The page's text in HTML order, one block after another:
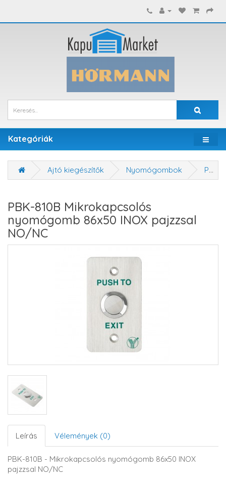
Kategóriák
Ajtó kiegészítők Nyomógombok PBK-810B Mikrokapcsolós nyomógomb 86x50 INOX pajzzsal NO/NC
PBK-810B Mikrokapcsolós
nyomógomb 86x50 INOX pajzzsal
NO/NC
Leírás Vélemények (0)
PBK-810B - Mikrokapcsolós nyomógomb 86x50 INOX
pajzzsal NO/NC